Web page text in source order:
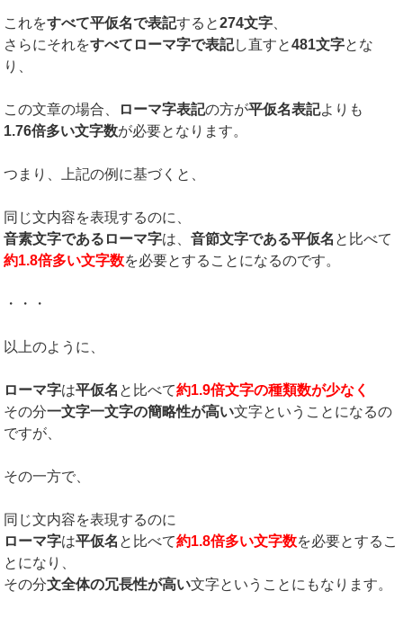
これをすべて平仮名で表記すると274文字
さらにそれをすべてローマ字で表記し直すと481文字とな
り、
この文章の場合、 ローマ字表記の方が平仮名表記よりも
1.76倍多い文字数が必要となります。
つまり、上記の例に基づくと、
同じ文内容を表現するのに、
音素文字であるローマ字は、音節文字である平仮名 と比べて
約1.8倍多い文字数を必要とすることになるのです。
・・・
以上のように、
ローマ字は平仮名 と比べて約1.9倍文字の種類数が少なく
その分一文字一文字の簡略性が高い文字ということになるの
ですが、
その一方で、
同じ文内容を表現するのに
ローマ字は平仮名 と比べて約1.8倍多い文字数を必要とするこ
とになり、
その分文全体の冗長性が高い文字ということにもなります。